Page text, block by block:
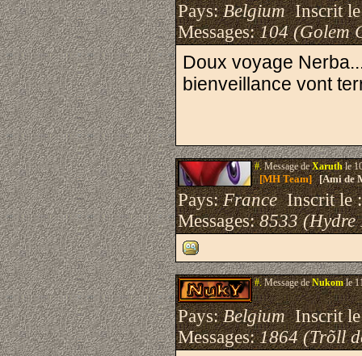
Pays:BelgiumInscrit
Messages:104 (Golem
Doux voyage
bienveillance vont
#.Message deXaruthle
[MH Team][Ami de
Pays:FranceInscrit le
Messages:8533 (Hydre
#.Message deNukomle
Pays:BelgiumInscrit
Messages:1864 (Trõll